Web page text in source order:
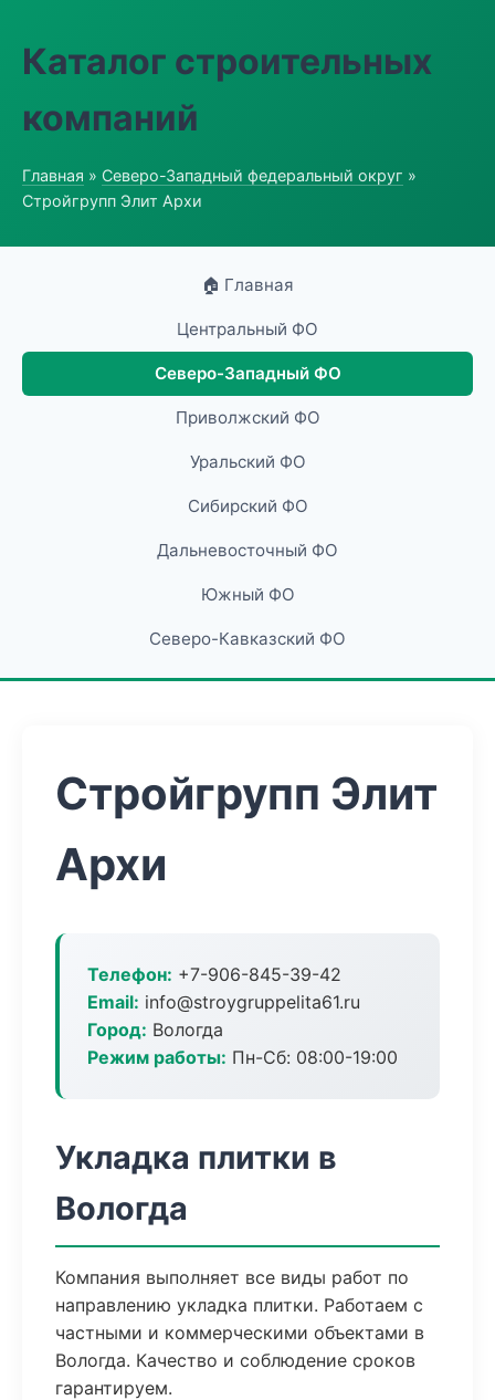
Каталог строительных
компаний
Главная » Северо-Западный федеральный округ »
Стройгрупп Элит Архи
🏠 Главная
Центральный ФО
Северо-Западный ФО
Приволжский ФО
Уральский ФО
Сибирский ФО
Дальневосточный ФО
Южный ФО
Северо-Кавказский ФО
Стройгрупп Элит
Архи
Телефон: +7-906-845-39-42
Email: info@stroygruppelita61.ru
Город: Вологда
Режим работы: Пн-Сб: 08:00-19:00
Укладка плитки в
Вологда
Компания выполняет все виды работ по
направлению укладка плитки. Работаем с
частными и коммерческими объектами в
Вологда. Качество и соблюдение сроков
гарантируем.